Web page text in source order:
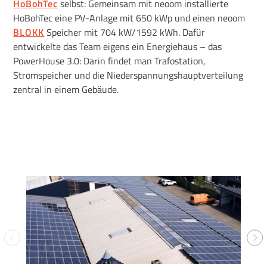
HoBohTec selbst: Gemeinsam mit neoom installierte
HoBohTec eine PV-Anlage mit 650 kWp und einen neoom
BLOKK Speicher mit 704 kW/1592 kWh. Dafür
entwickelte das Team eigens ein Energiehaus – das
PowerHouse 3.0: Darin findet man Trafostation,
Stromspeicher und die Niederspannungshauptverteilung
zentral in einem Gebäude.